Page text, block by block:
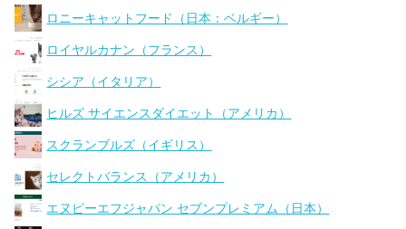
ロニーキャットフード（日本：ベルギー）
ロイヤルカナン（フランス）
シシア（イタリア）
ヒルズ サイエンスダイエット（アメリカ）
スクランブルズ（イギリス）
セレクトバランス（アメリカ）
エヌピーエフジャパン セブンプレミアム（日本）